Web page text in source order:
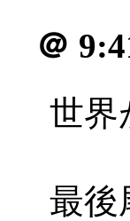
＠
世
最後